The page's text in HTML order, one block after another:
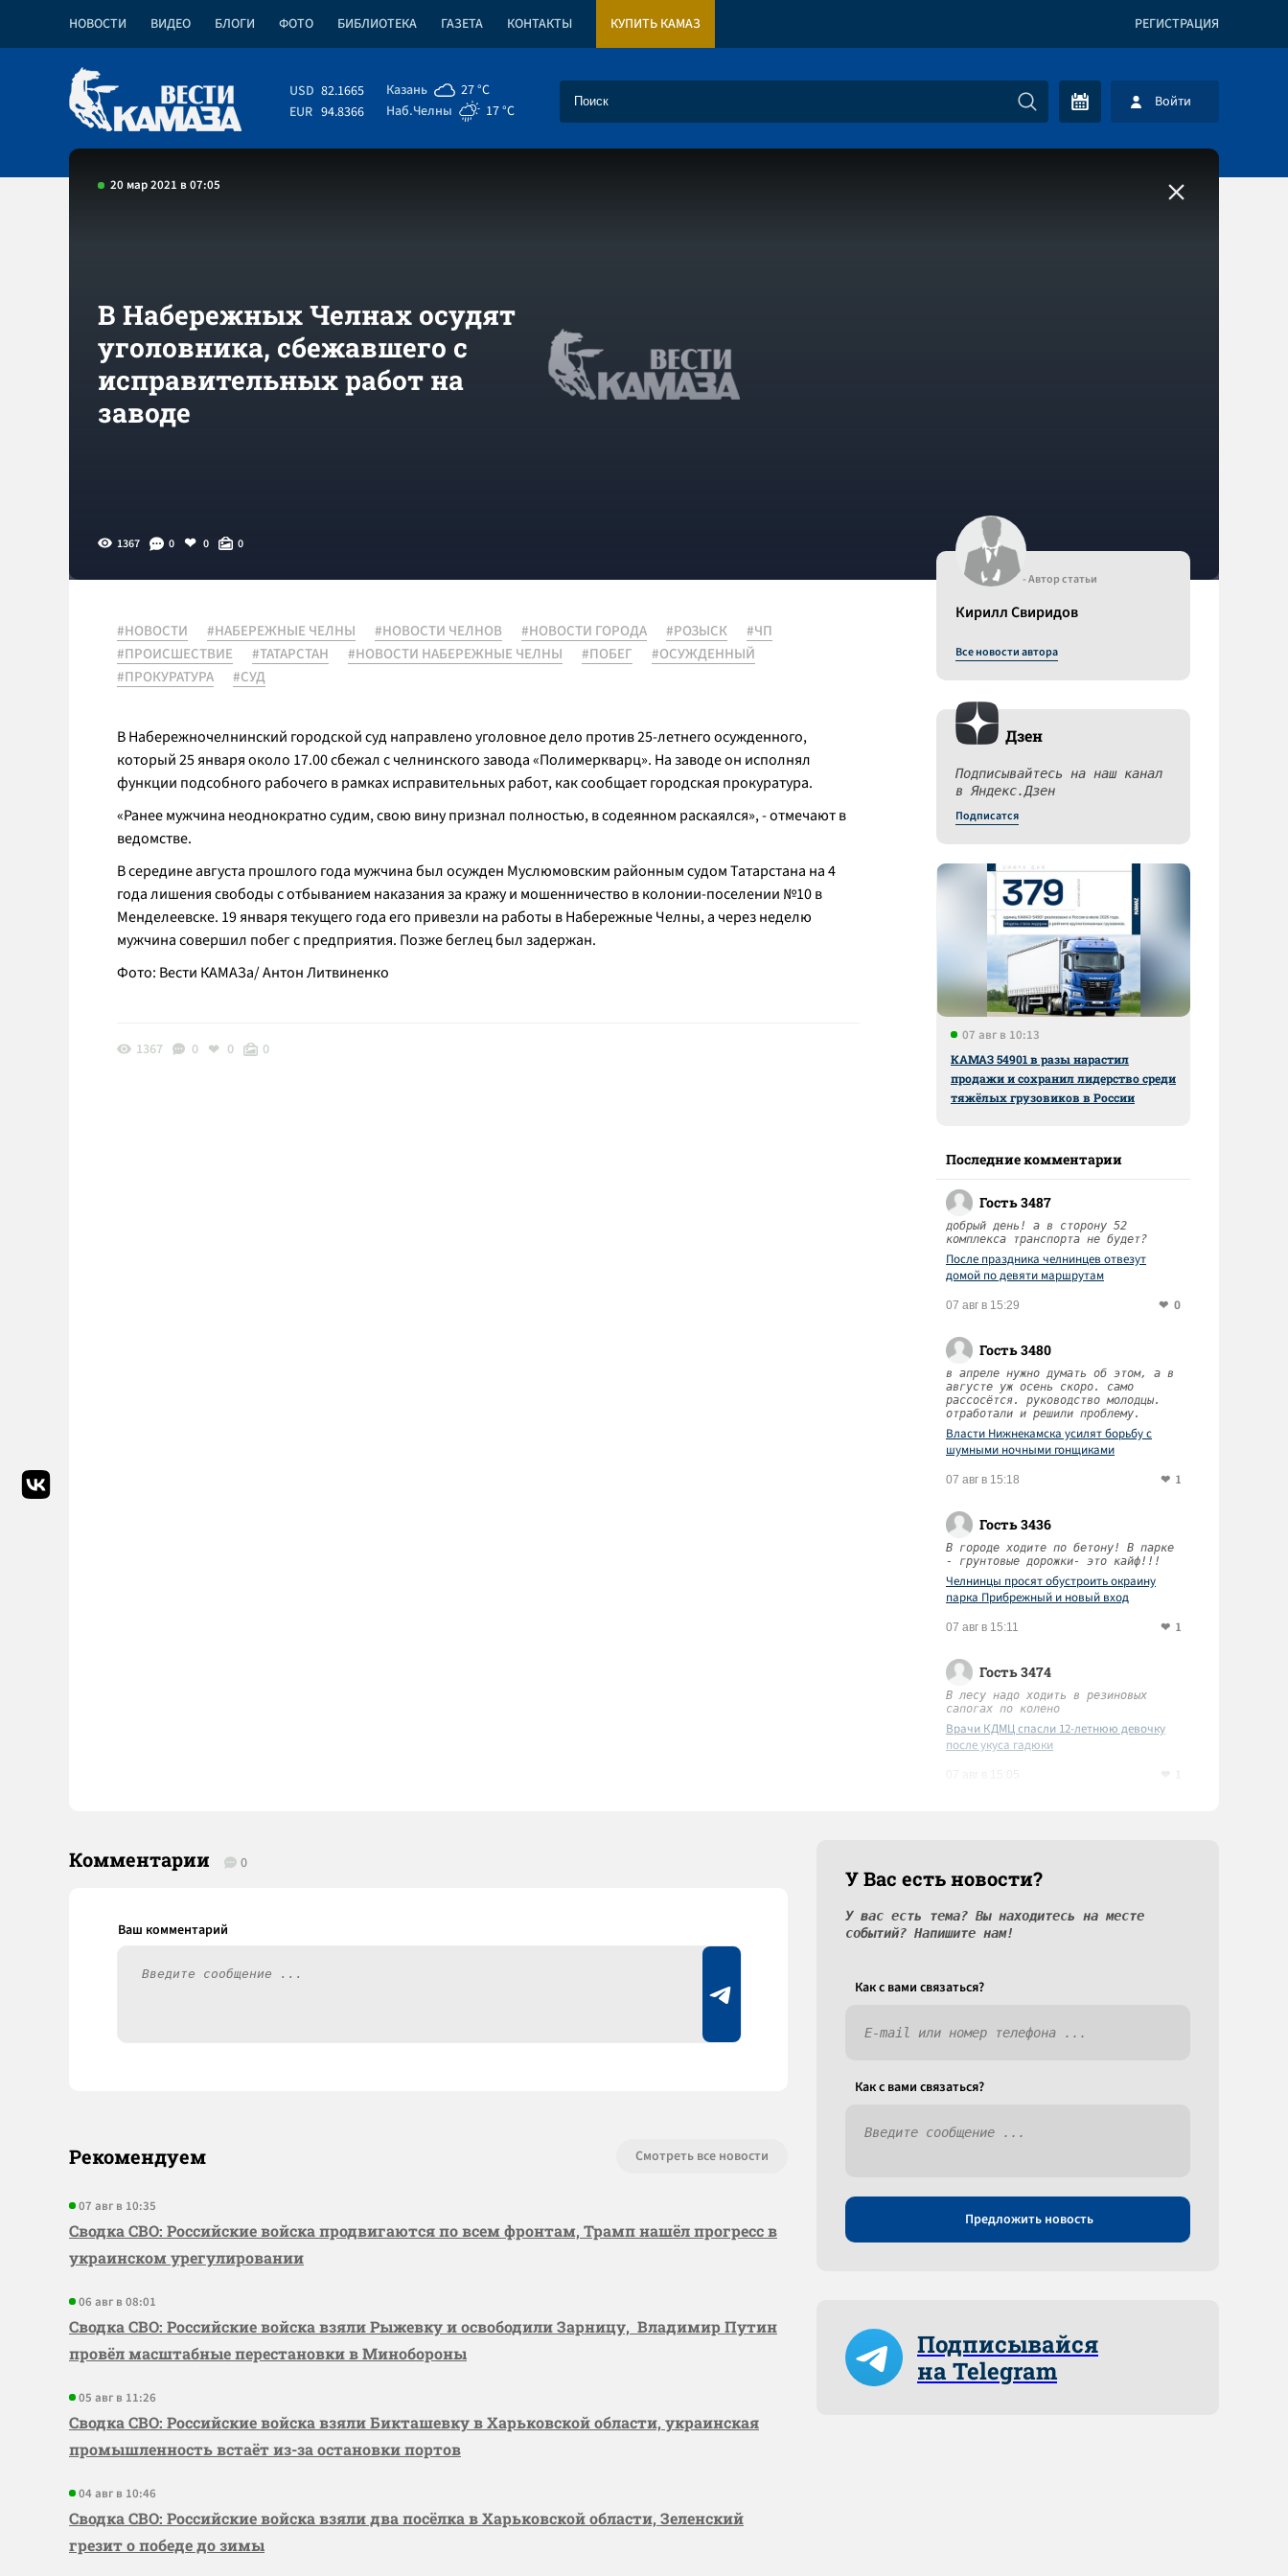
НОВОСТИ ВИДЕО БЛОГИ ФОТО БИБЛИОТЕКА ГАЗЕТА КОНТАКТЫ КУПИТЬ КАМАЗ РЕГИСТРАЦИЯ
USD 82.1665
EUR 94.8366
Казань
27 °C
Наб.Челны
17 °C Войти
20 мар 2021 в 07:05
В Набережных Челнах осудят
уголовника, сбежавшего с
исправительных работ на
заводе
1367 0 0 0
#НОВОСТИ #НАБЕРЕЖНЫЕ ЧЕЛНЫ #НОВОСТИ ЧЕЛНОВ #НОВОСТИ ГОРОДА #РОЗЫСК
#ЧП
#ПРОИСШЕСТВИЕ
#ТАТАРСТАН #НОВОСТИ НАБЕРЕЖНЫЕ ЧЕЛНЫ #ПОБЕГ
#ОСУЖДЕННЫЙ
#ПРОКУРАТУРА
#СУД
В Набережночелнинский городской суд направлено уголовное дело против 25-летнего осужденного,
который 25 января около 17.00 сбежал с челнинского завода «Полимеркварц». На заводе он исполнял
функции подсобного рабочего в рамках исправительных работ, как сообщает городская прокуратура.
«Ранее мужчина неоднократно судим, свою вину признал полностью, в содеянном раскаялся», - отмечают в
ведомстве.
В середине августа прошлого года мужчина был осужден Муслюмовским районным судом Татарстана на 4
года лишения свободы с отбыванием наказания за кражу и мошенничество в колонии-поселении №10 в
Менделеевске. 19 января текущего года его привезли на работы в Набережные Челны, а через неделю
мужчина совершил побег с предприятия. Позже беглец был задержан.
Фото: Вести КАМАЗа/ Антон Литвиненко
1367 0 0 0
- Автор статьи
Кирилл Свиридов
Все новости автора
Дзен
Подписывайтесь на наш канал
в Яндекс.Дзен
Подписатся
07 авг в 10:13
КАМАЗ 54901 в разы нарастил
продажи и сохранил лидерство среди
тяжёлых грузовиков в России
Последние комментарии
Гость 3487
добрый день! а в сторону 52
комплекса транспорта не будет?
После праздника челнинцев отвезут
домой по девяти маршрутам
07 авг в 15:29 0
Гость 3480
в апреле нужно думать об этом, а в
августе уж осень скоро. само
рассосётся. руководство молодцы.
отработали и решили проблему.
Власти Нижнекамска усилят борьбу с
шумными ночными гонщиками
07 авг в 15:18 1
Гость 3436
В городе ходите по бетону! В парке
- грунтовые дорожки- это кайф!!!
Челнинцы просят обустроить окраину
парка Прибрежный и новый вход
07 авг в 15:11 1
Гость 3474
В лесу надо ходить в резиновых
сапогах по колено
Врачи КДМЦ спасли 12-летнюю девочку
после укуса гадюки
Комментарии 0
Рекомендуем Смотреть все новости
07 авг в 10:35
Сводка СВО: Российские войска продвигаются по всем фронтам, Трамп нашёл прогресс в
украинском урегулировании
06 авг в 08:01
Сводка СВО: Российские войска взяли Рыжевку и освободили Зарницу, Владимир Путин
провёл масштабные перестановки в Минобороны
05 авг в 11:26
Сводка СВО: Российские войска взяли Бикташевку в Харьковской области, украинская
промышленность встаёт из-за остановки портов
04 авг в 10:46
Сводка СВО: Российские войска взяли два посёлка в Харьковской области, Зеленский
грезит о победе до зимы
У Вас есть новости?
У вас есть тема? Вы находитесь на месте
событий? Напишите нам!
Как c вами связаться?
Как c вами связаться?
Предложить новость
Подписывайся
на Telegram